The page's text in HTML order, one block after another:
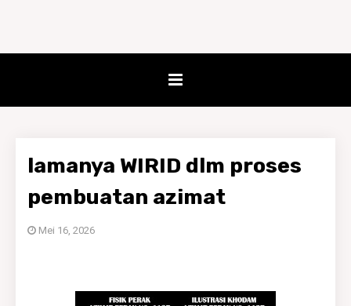
lamanya WIRID dlm proses
pembuatan azimat
Mei 16, 2026